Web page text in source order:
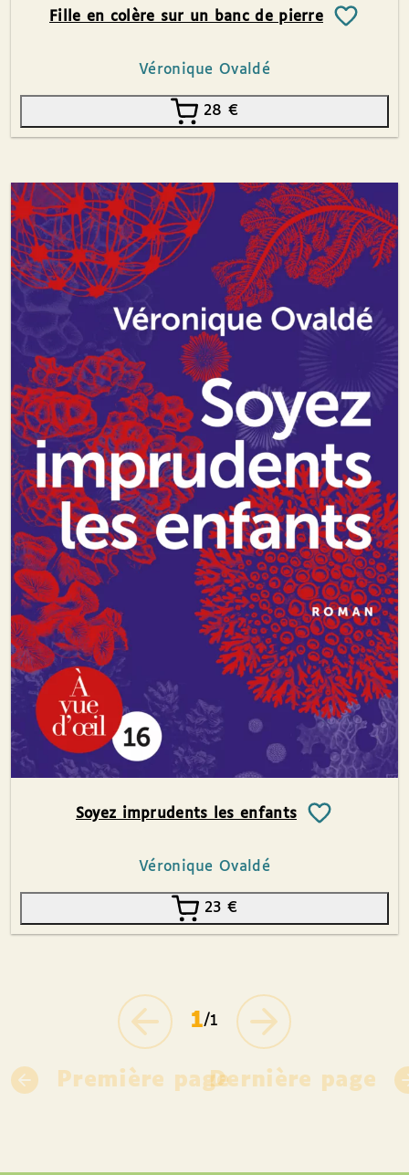
Fille en colère sur un banc de pierre
Véronique Ovaldé
28 €
Soyez imprudents les enfants
Véronique Ovaldé
23 €
Première page
1/1
Dernière page